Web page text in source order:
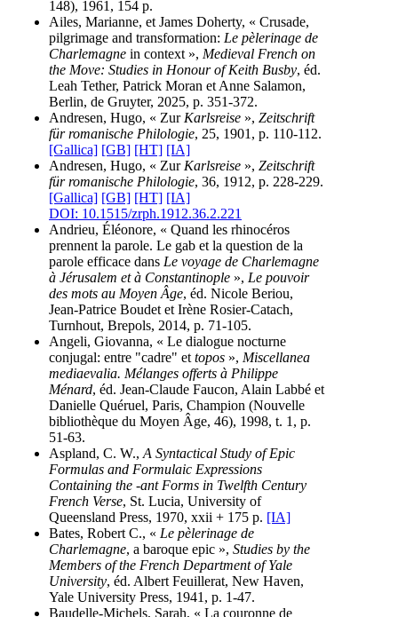
148), 1961, 154 p.
Ailes, Marianne, et James Doherty, « Crusade,
pilgrimage and transformation: Le pèlerinage de
Charlemagne in context », Medieval French on
the Move: Studies in Honour of Keith Busby, éd.
Leah Tether, Patrick Moran et Anne Salamon,
Berlin, de Gruyter, 2025, p. 351-372.
Andresen, Hugo, « Zur Karlsreise », Zeitschrift
für romanische Philologie, 25, 1901, p. 110-112.
[Gallica] [GB] [HT] [IA]
Andresen, Hugo, « Zur Karlsreise », Zeitschrift
für romanische Philologie, 36, 1912, p. 228-229.
[Gallica] [GB] [HT] [IA]
DOI: 10.1515/zrph.1912.36.2.221
Andrieu, Éléonore, « Quand les rhinocéros
prennent la parole. Le gab et la question de la
parole efficace dans Le voyage de Charlemagne
à Jérusalem et à Constantinople », Le pouvoir
des mots au Moyen Âge, éd. Nicole Beriou,
Jean-Patrice Boudet et Irène Rosier-Catach,
Turnhout, Brepols, 2014, p. 71-105.
Angeli, Giovanna, « Le dialogue nocturne
conjugal: entre "cadre" et topos », Miscellanea
mediaevalia. Mélanges offerts à Philippe
Ménard, éd. Jean-Claude Faucon, Alain Labbé et
Danielle Quéruel, Paris, Champion (Nouvelle
bibliothèque du Moyen Âge, 46), 1998, t. 1, p.
51-63.
Aspland, C. W., A Syntactical Study of Epic
Formulas and Formulaic Expressions
Containing the -ant Forms in Twelfth Century
French Verse, St. Lucia, University of
Queensland Press, 1970, xxii + 175 p. [IA]
Bates, Robert C., « Le pèlerinage de
Charlemagne, a baroque epic », Studies by the
Members of the French Department of Yale
University, éd. Albert Feuillerat, New Haven,
Yale University Press, 1941, p. 1-47.
Baudelle-Michels, Sarah, « La couronne de